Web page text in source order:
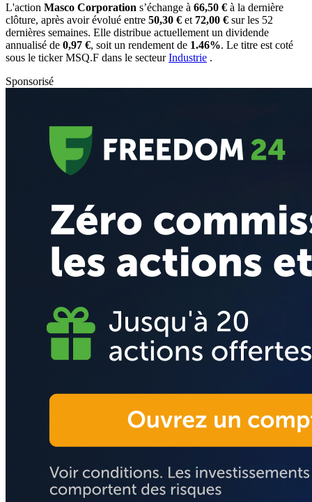
L'action Masco Corporation s’échange à 66,50 € à la dernière
clôture, après avoir évolué entre 50,30 € et 72,00 € sur les 52
dernières semaines. Elle distribue actuellement un dividende
annualisé de 0,97 €, soit un rendement de 1.46%. Le titre est coté
sous le tickerMSQ.F dans le secteurIndustrie .
Sponsorisé